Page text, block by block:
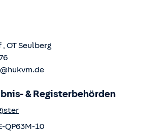
, OTSeulberg
& Registerbehörden
QP63M-10